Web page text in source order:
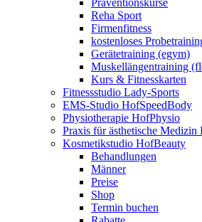
Präventionskurse
Reha Sport
Firmenfitness
kostenloses
Gerätetraining (egym)
Muskellängentraining
Kurs & Fitnesskarten
Fitnessstudio Lady-Sports
EMS-Studio HofSpeedBody
Physiotherapie HofPhysio
Praxis für ästhetische Medizin
Kosmetikstudio HofBeauty
Behandlungen
Männer
Preise
Shop
Termin buchen